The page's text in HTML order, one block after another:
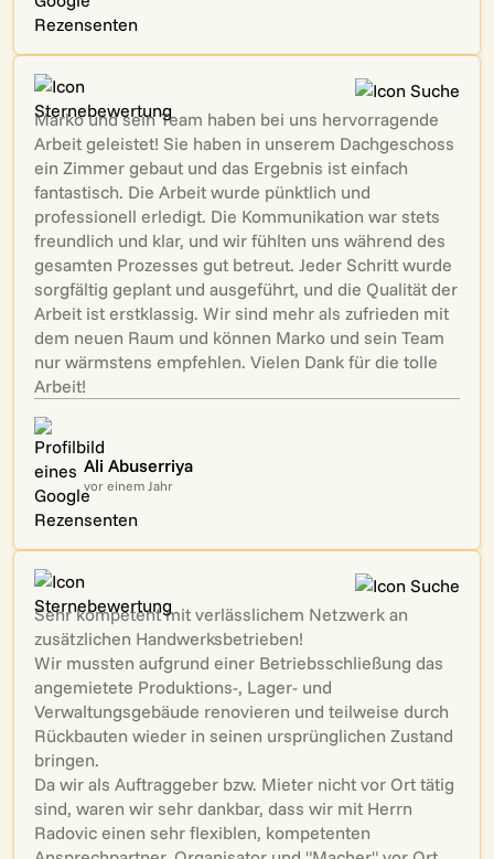
Marko und sein Team haben bei uns hervorragende
Arbeit geleistet! Sie haben in unserem Dachgeschoss
ein Zimmer gebaut und das Ergebnis ist einfach
fantastisch. Die Arbeit wurde pünktlich und
professionell erledigt. Die Kommunikation war stets
freundlich und klar, und wir fühlten uns während des
gesamten Prozesses gut betreut. Jeder Schritt wurde
sorgfältig geplant und ausgeführt, und die Qualität der
Arbeit ist erstklassig. Wir sind mehr als zufrieden mit
dem neuen Raum und können Marko und sein Team
nur wärmstens empfehlen. Vielen Dank für die tolle
Arbeit!
Ali Abuserriya
vor einem Jahr
Sehr kompetent mit verlässlichem Netzwerk an
zusätzlichen Handwerksbetrieben!
Wir mussten aufgrund einer Betriebsschließung das
angemietete Produktions-, Lager- und
Verwaltungsgebäude renovieren und teilweise durch
Rückbauten wieder in seinen ursprünglichen Zustand
bringen.
Da wir als Auftraggeber bzw. Mieter nicht vor Ort tätig
sind, waren wir sehr dankbar, dass wir mit Herrn
Radovic einen sehr flexiblen, kompetenten